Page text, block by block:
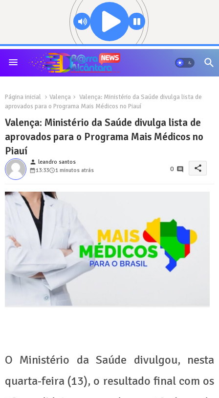
Página inicial Valença
Valença: Ministério da Saúde divulga lista de
aprovados para o Programa Mais Médicos no Piauí
Valença: Ministério da Saúde divulga lista de
aprovados para o Programa Mais Médicos no
Piauí
person leandro santos
13:33
1 minutos atrás 0 share
O Ministério da Saúde divulgou, nesta
quarta-feira (13), o resultado final com os